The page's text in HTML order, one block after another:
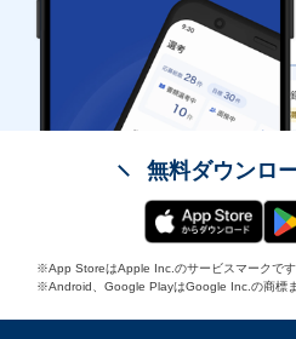
無料ダウンロ
※App StoreはApple Inc.のサービスマークです
※Android、Google PlayはGoogle Inc.の商標ま